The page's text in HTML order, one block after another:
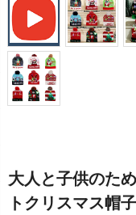
大人と子供のた
トクリスマス帽